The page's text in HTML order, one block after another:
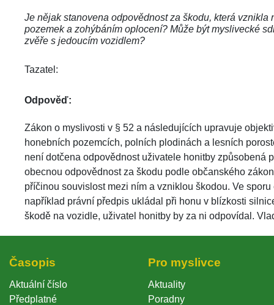
Je nějak stanovena odpovědnost za škodu, která
pozemek a zohýbáním oplocení? Může být myslivecké
zvěře s jedoucím vozidlem?
Tazatel:
Odpověď:
Zákon o myslivosti v § 52 a následujících upravuje
honebních pozemcích, polních plodinách a lesních
není dotčena odpovědnost uživatele honitby způsobená
obecnou odpovědnost za škodu podle občanského
příčinou souvislost mezi ním a vzniklou škodou. Ve
například právní předpis ukládal při honu v blízkosti
škodě na vozidle, uživatel honitby by za ni odpovídal.
Časopi
Aktuální číslo
Předplatné
Pro myslivce
Aktuality
Poradny